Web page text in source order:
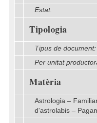
Estat:
Tipologia
Tipus de document:
Per unitat
Matèria
Astrologia –
d'astrolabis –